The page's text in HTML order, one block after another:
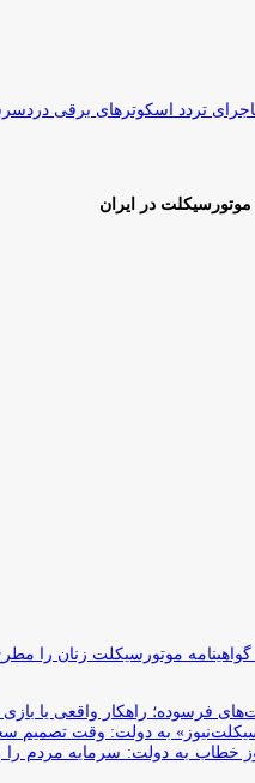
تردد اسکوترهای برقی
در ایران
موتورسیکلت زنان را
واقعی یا بازی با منابع کشور؟ / جایگزینی
به دولت: وقت تصمیم
خطاب به دولت: سرمایه مردم را